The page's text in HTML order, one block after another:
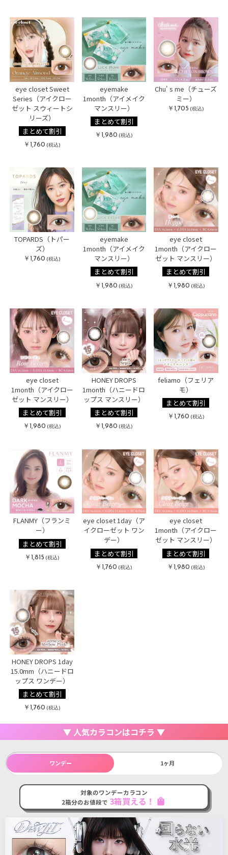
eye closet Sweet
Series（アイクロー
ゼット スウィートシ
リーズ）
まとめて割引
￥1,760 (税込)
eyemake
1month（アイメイク
マンスリー）
まとめて割引
￥1,980 (税込)
Chu' s me（チューズ
ミー）
￥1,705 (税込)
TOPARDS（トパー
ズ）
￥1,760 (税込)
eyemake
1month（アイメイク
マンスリー）
まとめて割引
￥1,980 (税込)
eye closet
1month（アイクロー
ゼット マンスリー）
まとめて割引
￥1,980 (税込)
eye closet
1month（アイクロー
ゼット マンスリー）
まとめて割引
￥1,980 (税込)
HONEY DROPS
1month（ハニードロ
ップス マンスリー）
まとめて割引
￥1,980 (税込)
feliamo（フェリア
モ）
まとめて割引
￥1,760 (税込)
FLANMY（フランミ
ー）
まとめて割引
￥1,815 (税込)
eye closet 1day（ア
イクローゼット ワン
デー）
まとめて割引
￥1,760 (税込)
eye closet
1month（アイクロー
ゼット マンスリー）
まとめて割引
￥1,980 (税込)
HONEY DROPS 1day
15.0mm（ハニードロ
ップス ワンデー）
まとめて割引
￥1,760 (税込)
▼ 人気カラコンはコチラ ▼
ワンデー 1ヶ月
対象のワンデーカラコン
2箱分のお値段で 3箱買える！ shopping_bag